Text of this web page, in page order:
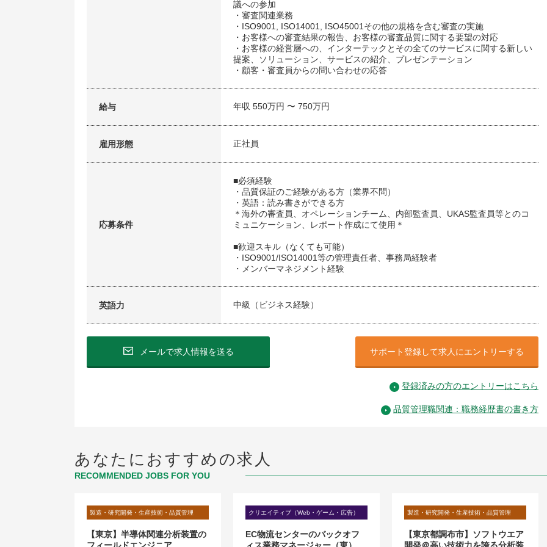
議への参加
・審査関連業務
・ISO9001, ISO14001, ISO45001その他の規格を含む審査の実施
・お客様への審査結果の報告、お客様の審査品質に関する要望の対応
・お客様の経営層への、インターテックとその全てのサービスに関する新しい
提案、ソリューション、サービスの紹介、プレゼンテーション
・顧客・審査員からの問い合わせの応答
給与 年収 550万円 〜 750万円
雇用形態 正社員
応募条件
■必須経験
・品質保証のご経験がある方（業界不問）
・英語：読み書きができる方
＊海外の審査員、オペレーションチーム、内部監査員、UKAS監査員等とのコ
ミュニケーション、レポート作成にて使用＊
■歓迎スキル（なくても可能）
・ISO9001/ISO14001等の管理責任者、事務局経験者
・メンバーマネジメント経験
英語力 中級（ビジネス経験）
メールで求人情報を送る サポート登録して求人にエントリーする
登録済みの方のエントリーはこちら
品質管理職関連：職務経歴書の書き方
あなたにおすすめの求人
RECOMMENDED JOBS FOR YOU
製造・研究開発・生産技術・品質管理
【東京】半導体関連分析装置の
クリエイティブ（Web・ゲーム・広告）
EC物流センターのバックオフ
製造・研究開発・生産技術・品質管理
【東京都調布市】ソフトウエア